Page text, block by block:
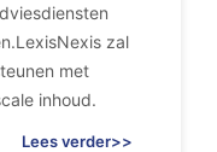
zal
met
inhoud.
Lees verder>>